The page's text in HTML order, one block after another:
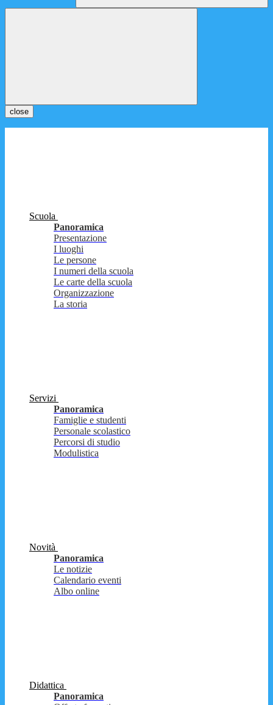
close
Scuola
Panoramica
Presentazione
I luoghi
Le persone
I numeri della scuola
Le carte della scuola
Organizzazione
La storia
Servizi
Panoramica
Famiglie e studenti
Personale scolastico
Percorsi di studio
Modulistica
Novità
Panoramica
Le notizie
Calendario eventi
Albo online
Didattica
Panoramica